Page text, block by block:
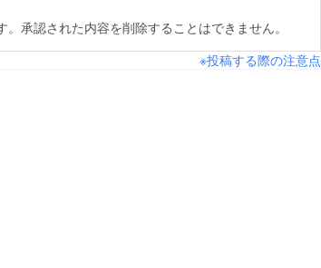
承認された内容を削除することはできません。
※投稿する際の注意点